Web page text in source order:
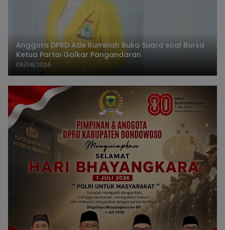
Anggota DPRD Ade Ruminah Buka Suara soal Bursa
Ketua Partai Golkar Pangandaran
08/08/2026